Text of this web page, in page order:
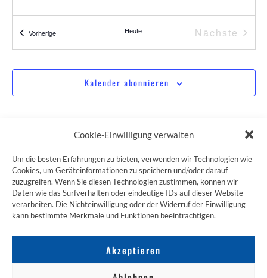
Cookie-Einwilligung verwalten
Um die besten Erfahrungen zu bieten, verwenden wir Technologien wie
Cookies, um Geräteinformationen zu speichern und/oder darauf
zuzugreifen. Wenn Sie diesen Technologien zustimmen, können wir
Daten wie das Surfverhalten oder eindeutige IDs auf dieser Website
verarbeiten. Die Nichteinwilligung oder der Widerruf der Einwilligung
kann bestimmte Merkmale und Funktionen beeinträchtigen.
Akzeptieren
VorherigeVeranstaltungen Heute Nächste
Kalender abonnieren
ZUM JAKOBSWEG SHOP